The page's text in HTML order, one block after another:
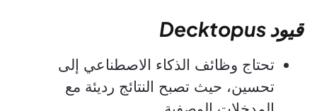
قيود Decktopus
تحتاج وظائف الذكاء الاصطناعي إلى
تحسين، حيث تصبح النتائج رديئة مع